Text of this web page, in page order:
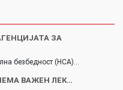
ЗА
безбедност (НСА)…
ВАЖЕН ЛЕК…